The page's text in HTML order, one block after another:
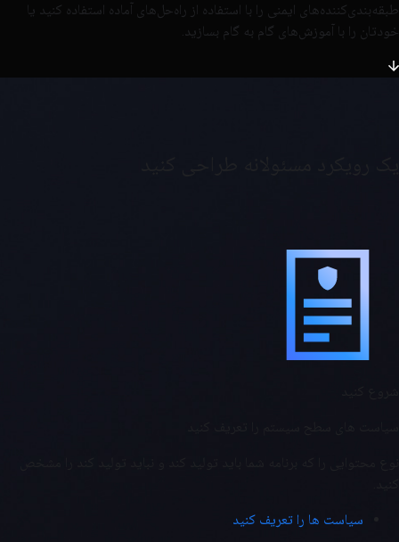
طبقه‌بندی‌کننده‌های ایمنی را با استفاده از راه‌حل‌های آماده استفاده کنید یا
خودتان را با آموزش‌های گام به گام بسازید.
سیاست ها را تعریف کنید